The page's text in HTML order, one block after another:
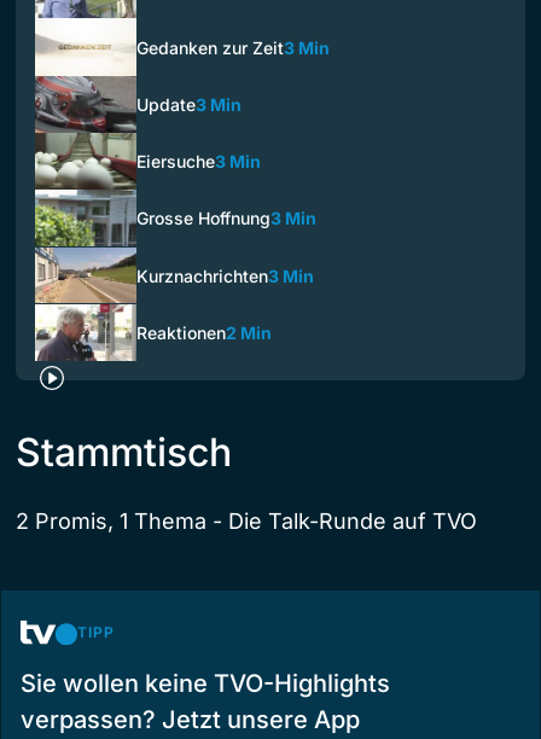
Gedanken zur Zeit3 Min
Update3 Min
Eiersuche3 Min
Grosse Hoffnung3 Min
Kurznachrichten3 Min
Reaktionen2 Min
Stammtisch
2 Promis, 1 Thema - Die Talk-Runde auf TVO
TIPP
Sie wollen keine TVO-Highlights
verpassen? Jetzt unsere App